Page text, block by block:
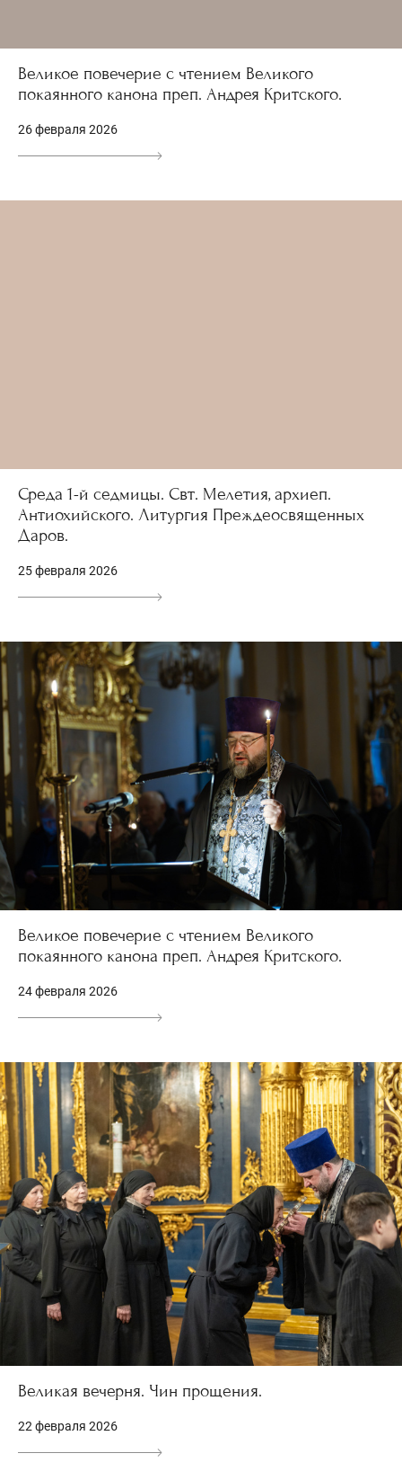
Великое повечерие с чтением Великого
покаянного канона преп. Андрея Критского.
26 февраля 2026
Среда 1-й седмицы. Свт. Мелетия, архиеп.
Антиохийского. Литургия Преждеосвященных
Даров.
25 февраля 2026
Великое повечерие с чтением Великого
покаянного канона преп. Андрея Критского.
24 февраля 2026
Великая вечерня. Чин прощения.
22 февраля 2026